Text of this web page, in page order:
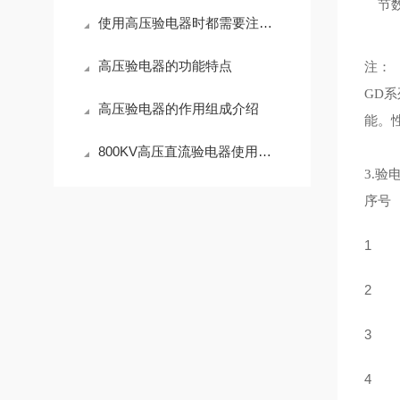
使用高压验电器时都需要注意些什么？
高压验电器的功能特点
高压验电器的作用组成介绍
800KV高压直流验电器使用环境条件
节
注：
GD
能。
3.验
序号
1
2
3
4